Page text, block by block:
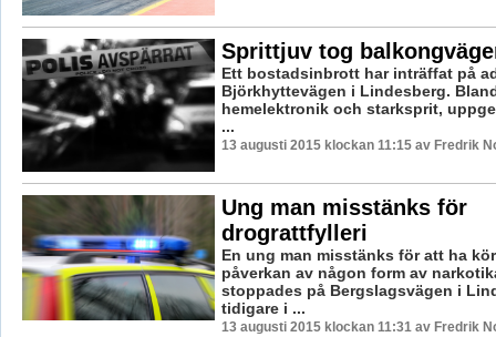
Sprittjuv tog
Ett bostadsinbrott har inträffat på
Björkhyttevägen i Lindesberg.
hemelektronik och starksprit,
...
13 augusti 2015 klockan 11:15 av Fredrik
Ung man misstänks för
drograttfylleri
En ung man misstänks för att ha
påverkan av någon form av
stoppades på Bergslagsvägen i
tidigare i ...
13 augusti 2015 klockan 11:31 av Fredrik